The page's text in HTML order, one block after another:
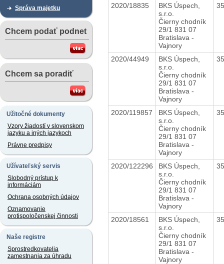
Správa majetku
Chcem podať podnet
Chcem sa poradiť
Užitočné dokumenty
Vzory žiadostí v slovenskom
jazyku a iných jazykoch
Právne predpisy
Užívateľský servis
Slobodný prístup k
informáciám
Ochrana osobných údajov
Oznamovanie
protispoločenskej činnosti
Naše registre
Sprostredkovatelia
zamestnania za úhradu
2020/18835
BKS Úspech,
s.r.o.
Čierny chodník
29/1 831 07
Bratislava -
Vajnory
2020/44949
BKS Úspech,
s.r.o.
Čierny chodník
29/1 831 07
Bratislava -
Vajnory
2020/119857
BKS Úspech,
s.r.o.
Čierny chodník
29/1 831 07
Bratislava -
Vajnory
2020/122296
BKS Úspech,
s.r.o.
Čierny chodník
29/1 831 07
Bratislava -
Vajnory
2020/18561
BKS Úspech,
s.r.o.
Čierny chodník
29/1 831 07
Bratislava -
Vajnory